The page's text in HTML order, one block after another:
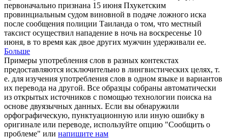
первоначально признана 15 июня Пхукетским
провинциальным судом виновной в подаче ложного иска
после сообщения полиции Таиланда о том, что местный
таксист осуществил нападение в ночь на воскресенье 10
июня, в то время как двое других мужчин удерживали ее.
Больше
Примеры употребления слов в разных контекстах
предоставляются исключительно в лингвистических целях, т.
е. для изучения употребления слов в одном языке и вариантов
их перевода на другой. Все образцы собраны автоматически
из открытых источников с помощью технологии поиска на
основе двуязычных данных. Если вы обнаружили
орфографическую, пунктуационную или иную ошибку в
оригинале или переводе, используйте опцию "Сообщить о
проблеме" или напишите нам